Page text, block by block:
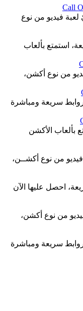
Call
هيّ لعبة فيديو من نوع
استمتع بألعاب
فيديو من نوع أكشن،
سريعة ومباشرة
بألعاب الأكشن
السّرية 2"، هيّ لعبة فيديو من نوع أكشــن،
احصل عليها الآن
3"، هيّ لعبة فيديو من نوع أكشن،
سريعة ومباشرة